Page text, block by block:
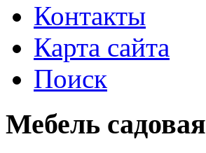
Контакты
Карта сайта
Поиск
Мебель садовая